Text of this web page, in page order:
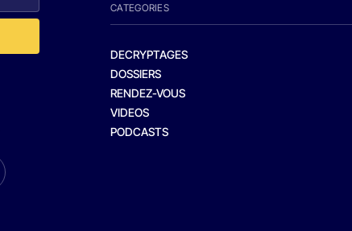
CATEGORIES
DECRYPTAGES
DOSSIERS
RENDEZ-VOUS
VIDEOS
PODCASTS